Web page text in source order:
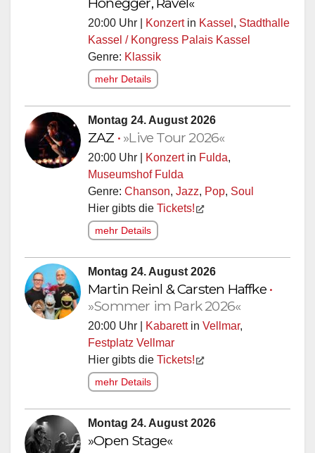
20:00 Uhr | Konzertin Kassel , Stadthalle
Kassel / Kongress Palais Kassel
Genre: Klassik
mehr Details
Montag 24. August 2026
ZAZ • »Live Tour 2026«
20:00 Uhr | Konzertin Fulda,
Museumshof Fulda
Genre: Chanson, Jazz, Pop, Soul
Hier gibts die Tickets!
mehr Details
Montag 24. August 2026
Martin Reinl & Carsten Haffke •
»Sommer im Park 2026«
20:00 Uhr | Kabarettin Vellmar,
Festplatz Vellmar
Hier gibts die Tickets!
mehr Details
Montag 24. August 2026
»Open Stage«